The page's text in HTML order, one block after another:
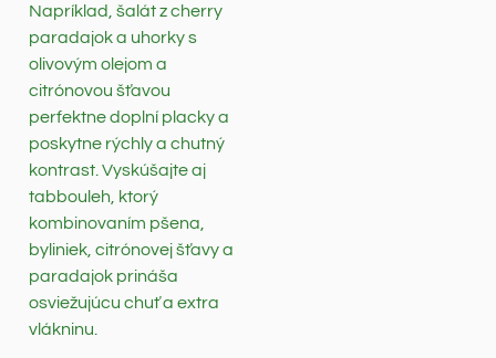
Napríklad, šalát z cherry
paradajok a uhorky s
olivovým olejom a
citrónovou šťavou
perfektne doplní placky a
poskytne rýchly a chutný
kontrast. Vyskúšajte aj
tabbouleh, ktorý
kombinovaním pšena,
byliniek, citrónovej šťavy a
paradajok prináša
osviežujúcu chuť a extra
vlákninu.